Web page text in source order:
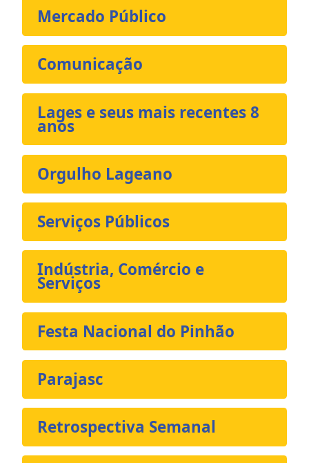
Mercado Público
Comunicação
Lages e seus mais recentes 8
anos
Orgulho Lageano
Serviços Públicos
Indústria, Comércio e
Serviços
Festa Nacional do Pinhão
Parajasc
Retrospectiva Semanal